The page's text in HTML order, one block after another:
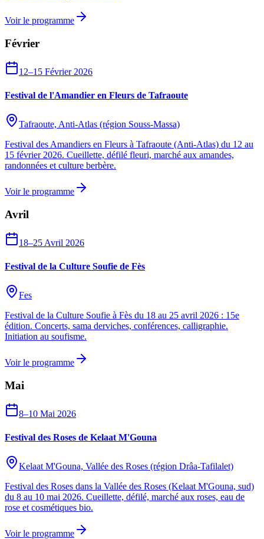
Voir le programme
Février
12–15 Février 2026
Festival de l'Amandier en Fleurs de Tafraoute
Tafraoute, Anti-Atlas (région Souss-Massa)
Festival des Amandiers en Fleurs à Tafraoute (Anti-Atlas) du 12 au
15 février 2026. Cueillette, défilé fleuri, marché aux amandes,
randonnées et culture berbère.
Voir le programme
Avril
18–25 Avril 2026
Festival de la Culture Soufie de Fès
Fes
Festival de la Culture Soufie à Fès du 18 au 25 avril 2026 : 15e
édition. Concerts, sama derviches, conférences, calligraphie.
Initiation au soufisme.
Voir le programme
Mai
8–10 Mai 2026
Festival des Roses de Kelaat M'Gouna
Kelaat M'Gouna, Vallée des Roses (région Drâa-Tafilalet)
Festival des Roses dans la Vallée des Roses (Kelaat M'Gouna, sud)
du 8 au 10 mai 2026. Cueillette, défilé, marché aux roses, eau de
rose et cosmétiques bio.
Voir le programme